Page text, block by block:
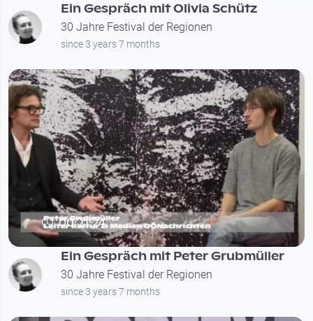
Ein Gespräch mit Olivia Schütz
30 Jahre Festival der Regionen
since 3 years 7 months
00:21:24
Ein Gespräch mit Peter Grubmüller
30 Jahre Festival der Regionen
since 3 years 7 months